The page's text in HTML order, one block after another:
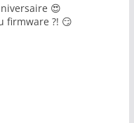
😍
firmware ?! 😏